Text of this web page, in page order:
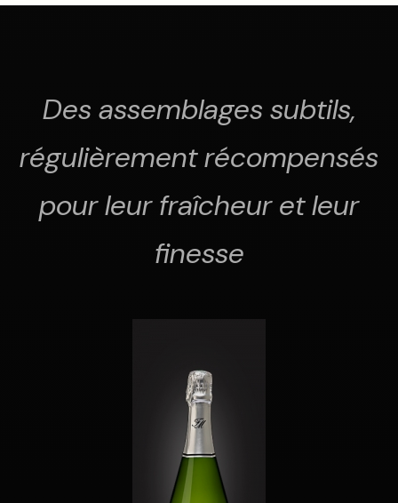
Des assemblages subtils,
régulièrement récompensés
pour leur fraîcheur et leur
finesse